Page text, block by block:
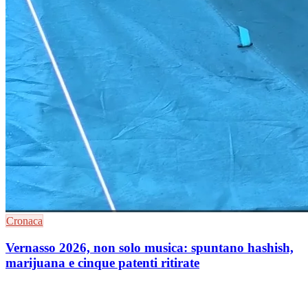
Cronaca
Vernasso 2026, non solo musica: spuntano hashish,
marijuana e cinque patenti ritirate